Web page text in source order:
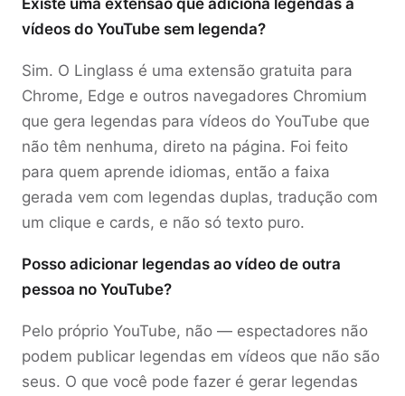
vídeos do YouTube sem legenda?
Sim. O Linglass é uma extensão gratuita para
Chrome, Edge e outros navegadores Chromium
que gera legendas para vídeos do YouTube que
não têm nenhuma, direto na página. Foi feito
para quem aprende idiomas, então a faixa
gerada vem com legendas duplas, tradução com
um clique e cards, e não só texto puro.
Posso adicionar legendas ao vídeo de outra
pessoa no YouTube?
Pelo próprio YouTube, não — espectadores não
podem publicar legendas em vídeos que não são
seus. O que você pode fazer é gerar legendas